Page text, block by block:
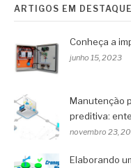
ARTIGOS EM DESTAQUE
Conheça a
junho 15, 2023
Manutenção
preditiva:
novembro 23,
Elaborando